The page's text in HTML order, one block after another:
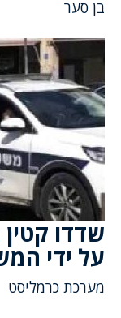
בן סער
שדדו
על ידי
מערכת כרמליסט